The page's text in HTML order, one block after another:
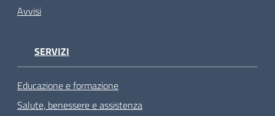
Avvisi
SERVIZI
Educazione e formazione
Salute, benessere e assistenza